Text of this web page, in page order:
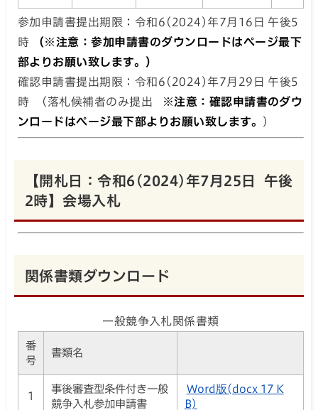
参加申請書提出期限：令和6(2024)年7月16日 午後5
時 （※注意：参加申請書のダウンロードはページ最下
部よりお願い致します。）
確認申請書提出期限：令和6(2024)年7月29日 午後5
時 （落札候補者のみ提出
※注意：確認申請書のダウ
ンロードはページ最下部よりお願い致します。
）
【開札日：令和6(2024)年7月25日 午後
2時】会場入札
関係書類ダウンロード
一般競争入札関係書類
番
号
書類名
1
事後審査型条件付き一般
競争入札参加申請書
Word版(docx 17 K
B)